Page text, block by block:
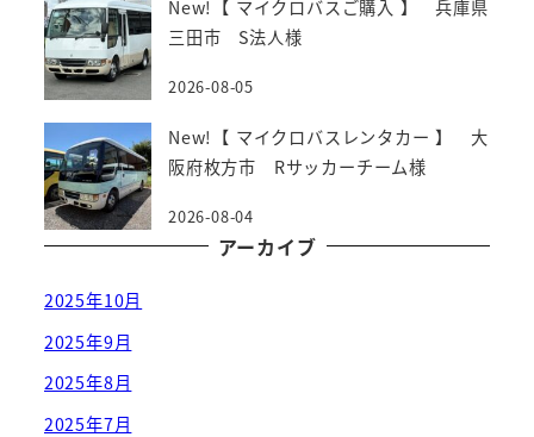
New!【 マイクロバスご購入 】 兵庫県
三田市 S法人様
2026-08-05
New!【 マイクロバスレンタカー 】 大
阪府枚方市 Rサッカーチーム様
2026-08-04
アーカイブ
2025年10月
2025年9月
2025年8月
2025年7月